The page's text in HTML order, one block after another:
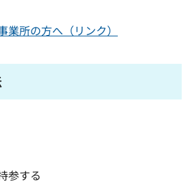
業所の方へ（リンク）
参する